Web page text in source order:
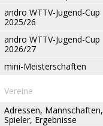
andro WTTV-Jugend-Cup
2025/26
andro WTTV-Jugend-Cup
2026/27
mini-Meisterschaften
Vereine
Adressen, Mannschaften,
Spieler, Ergebnisse